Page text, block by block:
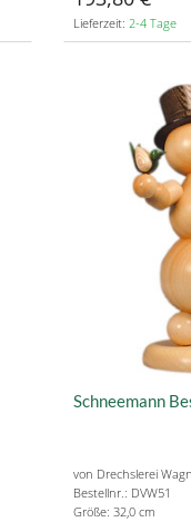
Lieferzeit: 2-4 Tage
Schneemann
von Drechslerei
Bestellnr.: DVW51
Größe: 32,0 cm